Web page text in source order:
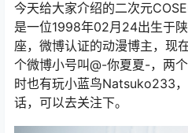
今天给大家介绍的二次元
是一位1998年02月24出生于
座，微博认证的动漫博主，现
个微博小号叫@-你夏夏-，两
时也有玩小蓝鸟Natsuko233
话，可以去关注下。